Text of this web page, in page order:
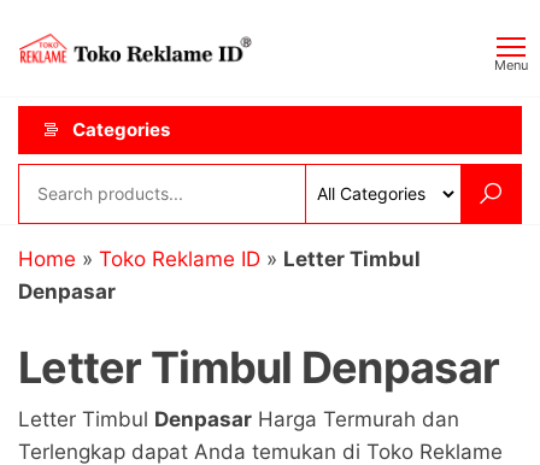
content
ID
Menu
Categories
Home » Toko Reklame ID » Letter Timbul
Denpasar
Letter Timbul Denpasar
Letter Timbul Denpasar Harga Termurah dan
Terlengkap dapat Anda temukan di Toko Reklame